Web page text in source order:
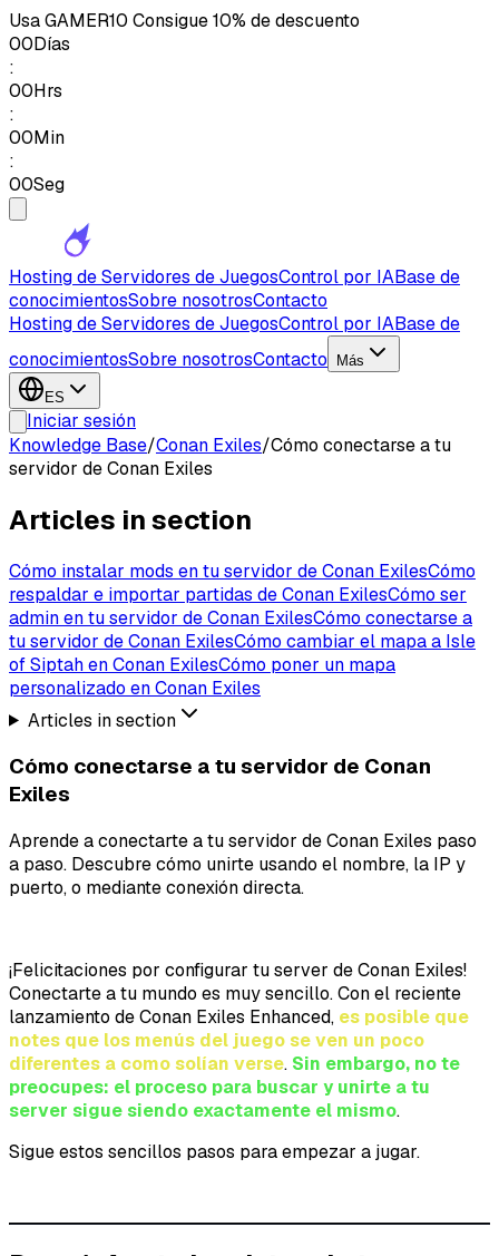
UsaGAMER10 Consigue 10% de descuento
00Días
:
00Hrs
:
00Min
:
00Seg
Hosting de Servidores de JuegosControl por IABase de
conocimientosSobre nosotrosContacto
Hosting de Servidores de JuegosControl por IABase de
conocimientosSobre nosotrosContacto Más
ES
Iniciar sesión
Knowledge Base/Conan Exiles/Cómo conectarse a tu
servidor de Conan Exiles
Articles in section
Cómo instalar mods en tu servidor de Conan ExilesCómo
respaldar e importar partidas de Conan ExilesCómo ser
admin en tu servidor de Conan ExilesCómo conectarse a
tu servidor de Conan ExilesCómo cambiar el mapa a Isle
of Siptah en Conan ExilesCómo poner un mapa
personalizado en Conan Exiles
Articles in section
Cómo conectarse a tu servidor de Conan
Exiles
Aprende a conectarte a tu servidor de Conan Exiles paso
a paso. Descubre cómo unirte usando el nombre, la IP y
puerto, o mediante conexión directa.
¡Felicitaciones por configurar tu server de Conan Exiles!
Conectarte a tu mundo es muy sencillo. Con el reciente
lanzamiento de Conan Exiles Enhanced, es posible que
notes que los menús del juego se ven un poco
diferentes a como solían verse. Sin embargo, no te
preocupes: el proceso para buscar y unirte a tu
server sigue siendo exactamente el mismo.
Sigue estos sencillos pasos para empezar a jugar.